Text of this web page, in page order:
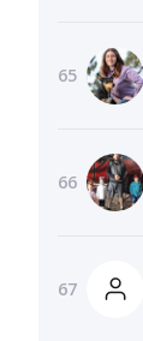
65
66
67